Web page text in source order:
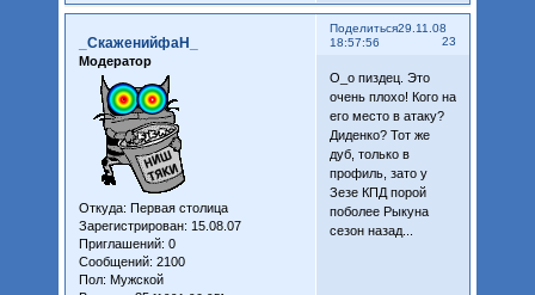
Поделиться
23
29.11.08
18:57:56
_СкаженийфаН_
Модератор
Откуда: Первая столица
Зарегистрирован: 15.08.07
Приглашений: 0
Сообщений: 2100
Пол: Мужской
О_о пиздец. Это
очень плохо! Кого на
его место в атаку?
Диденко? Тот же
дуб, только в
профиль, зато у
Зезе КПД порой
поболее Рыкуна
сезон назад...